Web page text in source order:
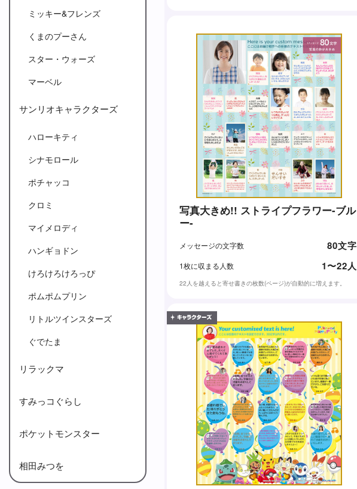
ミッキー&フレンズ
くまのプーさん
スター・ウォーズ
マーベル
サンリオキャラクターズ
ハローキティ
シナモロール
ポチャッコ
クロミ
マイメロディ
ハンギョドン
けろけろけろっぴ
ポムポムプリン
リトルツインスターズ
ぐでたま
リラックマ
すみっコぐらし
ポケットモンスター
相田みつを
写真大きめ!! ストライプフラワー-ブル
ー-
メッセージの文字数 80文字
1枚に収まる人数 1〜22人
22人を越えると寄せ書きの枚数(ページ)が自動的に増えます。